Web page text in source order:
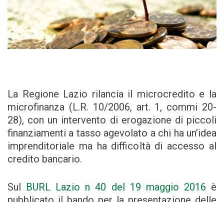
La Regione Lazio rilancia il microcredito e la
microfinanza (L.R. 10/2006, art. 1, commi 20-
28), con un intervento di erogazione di piccoli
finanziamenti a tasso agevolato a chi ha un’idea
imprenditoriale ma ha difficoltà di accesso al
credito bancario.
Sul BURL Lazio n 40 del 19 maggio 2016 è